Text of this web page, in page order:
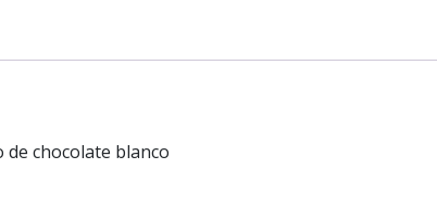
chocolate blanco